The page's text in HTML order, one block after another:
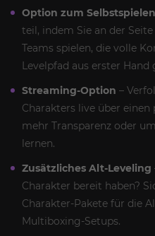
Option zum Selbstspielen
teil, indem Sie an der
Teams spielen, die volle
Levelpfad aus erster Hand
Streaming-Option –
Charakters live über
mehr Transparenz oder
lernen.
Zusätzliches Alt-Leveling
Charakter bereit haben?
Charakter-Pakete für die
Multiboxing-Setups.